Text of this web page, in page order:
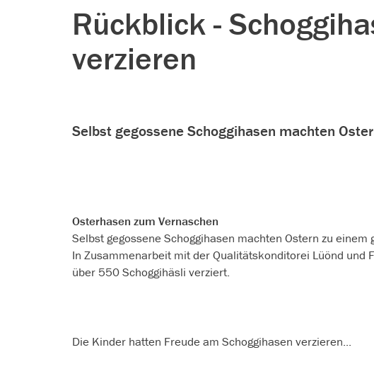
Rückblick -
verzieren
Selbst gegossene Schoggihasen machten
Osterhasen zum Vernaschen
Selbst gegossene Schoggihasen machten Ostern zu einem
In Zusammenarbeit mit der Qualitätskonditorei Lüönd und
über 550 Schoggihäsli verziert.
Die Kinder hatten Freude am Schoggihasen verzieren...